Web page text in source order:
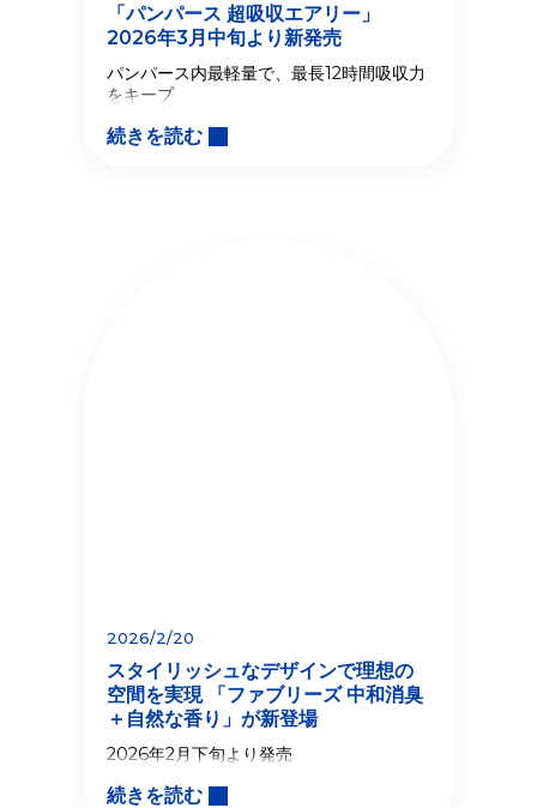
「パンパース 超吸収エアリー」
2026年3月中旬より新発売
パンパース内最軽量で、最長12時間吸収力
をキープ
続きを読む
2026/2/20
スタイリッシュなデザインで理想の
空間を実現 「ファブリーズ 中和消臭
＋自然な香り」が新登場
2026年2月下旬より発売
続きを読む